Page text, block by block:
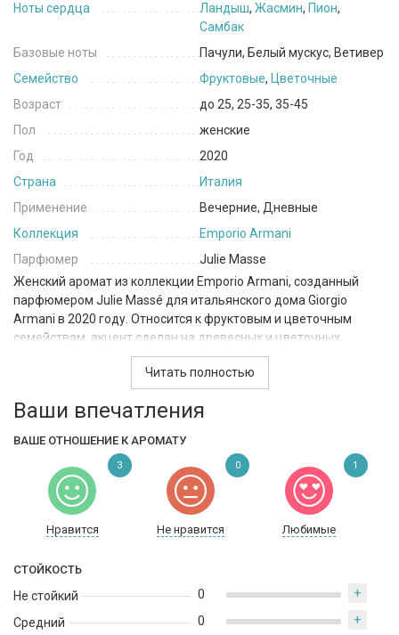
Ноты сердца
Ландыш, Жасмин, Пион,
Самбак
Базовые ноты
Пачули, Белый мускус, Ветивер
Семейство
Фруктовые, Цветочные
Возраст
до 25, 25-35, 35-45
Пол
женские
Год
2020
Страна
Италия
Применение
Вечерние, Дневные
Коллекция
Emporio Armani
Парфюмер
Julie Masse
Женский аромат из коллекции Emporio Armani, созданный
парфюмером Julie Massé для итальянского дома Giorgio
Armani в 2020 году. Относится к фруктовым и цветочным
семействам, акцент сделан на древесных и цветочных
аккордах. Состоит из верхних нот бергамота, мандарина,
груши и вишни. Сердечные ноты ландыша, пиона и жасмина
Самбака, а завершают композицию базовые ноты белого
мускуса, пачули и ветивера. Очень стойкий, с ярким и
подходящий в период весны-лета.
Читать полностью
Ваши впечатления
ВАШЕ ОТНОШЕНИЕ К АРОМАТУ
Нравится Не нравится Любимые
3 0 1
СТОЙКОСТЬ
Не стойкий
Средний
0 +
0 +